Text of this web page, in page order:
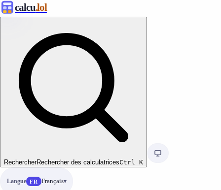
calcu.lol
RechercherRechercher des calculatricesCtrl K
Langue FR Français